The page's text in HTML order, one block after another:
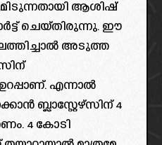
ആശിഷ്
ചെയ്തിരുന്നു. ഈ
അടുത്ത
എന്നാൽ
ബ്ലാസ്റ്റേഴ്സിന് 4
4 കോടി